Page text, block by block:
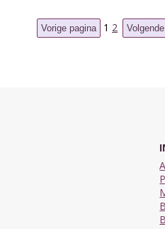
1 2